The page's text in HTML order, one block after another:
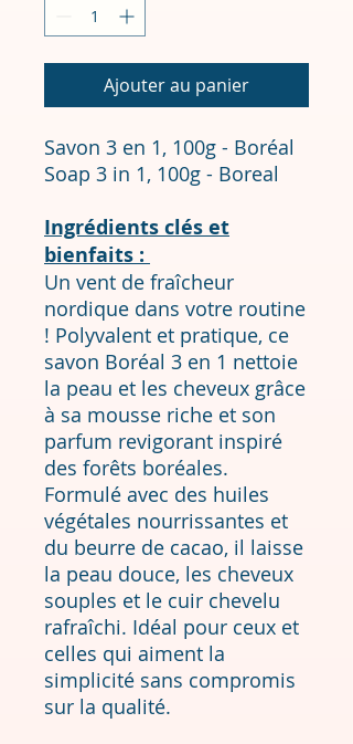
Ajouter au panier
Savon 3 en 1, 100g - Boréal
Soap 3 in 1, 100g - Boreal
Ingrédients clés et
bienfaits :
Un vent de fraîcheur
nordique dans votre routine
! Polyvalent et pratique, ce
savon Boréal 3 en 1 nettoie
la peau et les cheveux grâce
à sa mousse riche et son
parfum revigorant inspiré
des forêts boréales.
Formulé avec des huiles
végétales nourrissantes et
du beurre de cacao, il laisse
la peau douce, les cheveux
souples et le cuir chevelu
rafraîchi. Idéal pour ceux et
celles qui aiment la
simplicité sans compromis
sur la qualité.